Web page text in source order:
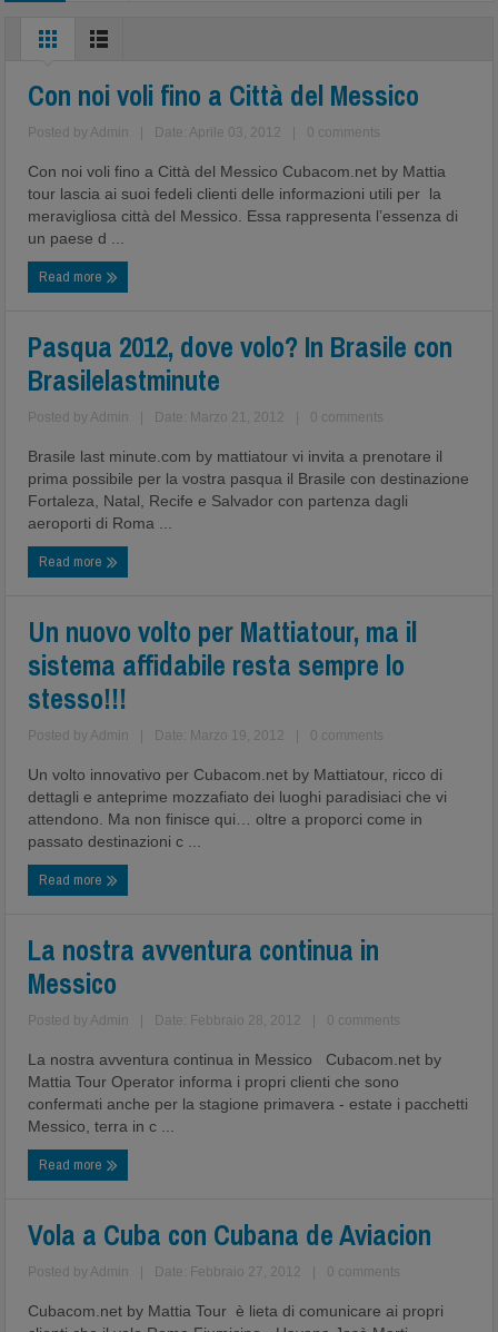
Con noi voli fino a Città del Messico
Posted by Admin Date: Aprile 03, 2012 0 comments
Con noi voli fino a Città del Messico Cubacom.net by Mattia
tour lascia ai suoi fedeli clienti delle informazioni utili per la
meravigliosa città del Messico. Essa rappresenta l’essenza di
un paese d ...
Read more
Pasqua 2012, dove volo? In Brasile con
Brasilelastminute
Posted by Admin Date: Marzo 21, 2012 0 comments
Brasile last minute.com by mattiatour vi invita a prenotare il
prima possibile per la vostra pasqua il Brasile con destinazione
Fortaleza, Natal, Recife e Salvador con partenza dagli
aeroporti di Roma ...
Read more
Un nuovo volto per Mattiatour, ma il
sistema affidabile resta sempre lo
stesso!!!
Posted by Admin Date: Marzo 19, 2012 0 comments
Un volto innovativo per Cubacom.net by Mattiatour, ricco di
dettagli e anteprime mozzafiato dei luoghi paradisiaci che vi
attendono. Ma non finisce qui… oltre a proporci come in
passato destinazioni c ...
Read more
La nostra avventura continua in
Messico
Posted by Admin Date: Febbraio 28, 2012 0 comments
La nostra avventura continua in Messico Cubacom.net by
Mattia Tour Operator informa i propri clienti che sono
confermati anche per la stagione primavera - estate i pacchetti
Messico, terra in c ...
Read more
Vola a Cuba con Cubana de Aviacion
Posted by Admin Date: Febbraio 27, 2012 0 comments
Cubacom.net by Mattia Tour è lieta di comunicare ai propri